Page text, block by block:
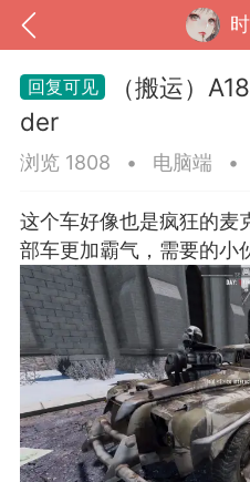
我的钱包 道具
MOD下载 攻略教程
（搬运）
der
浏览 1808 • 电脑端 •
这个车好像也是疯狂的麦
部车更加霸气，需要的小